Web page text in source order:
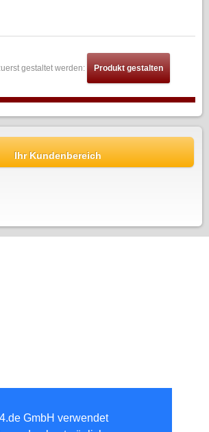
GmbH verwendet
gestaltet werden: Produkt gestalten
Ihr Kundenbereich